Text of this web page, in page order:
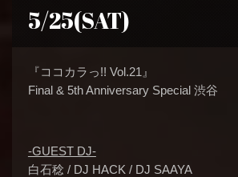
5/25(SAT)
『ココカラっ!! Vol.21』
Final & 5th Anniversary Special 渋谷
-GUEST DJ-
白石稔 / DJ HACK / DJ SAAYA